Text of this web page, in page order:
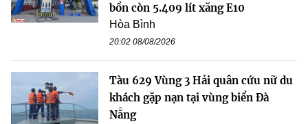
bồn còn 5.409 lít xăng E10
Hòa Bình
20:02 08/08/2026
Tàu 629 Vùng 3 Hải quân cứu nữ du
khách gặp nạn tại vùng biển Đà
Nẵng